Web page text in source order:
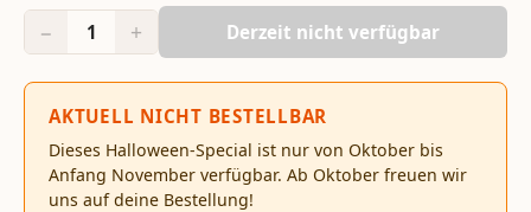
− 1 + Derzeit nicht verfügbar
AKTUELL NICHT BESTELLBAR
Dieses Halloween-Special ist nur von Oktober bis
Anfang November verfügbar. Ab Oktober freuen wir
uns auf deine Bestellung!